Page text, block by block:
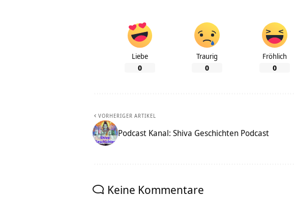
Liebe
0
Traurig
0
Fröhlich
0
VORHERIGER ARTIKEL
Podcast Kanal: Shiva Geschichten Podcast
Keine Kommentare